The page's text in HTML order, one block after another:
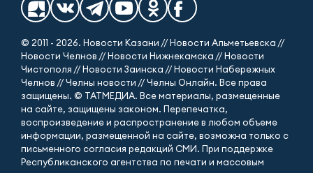
© 2011 - 2026. Новости Казани // Новости Альметьевска //
Новости Челнов // Новости Нижнекамска // Новости
Чистополя // Новости Заинска // Новости Набережных
Челнов // Челны новости // Челны Онлайн. Все права
защищены. © ТАТМЕДИА. Все материалы, размещенные
на сайте, защищены законом. Перепечатка,
воспроизведение и распространение в любом объеме
информации, размещенной на сайте, возможна только с
письменного согласия редакций СМИ. При поддержке
Республиканского агентства по печати и массовым